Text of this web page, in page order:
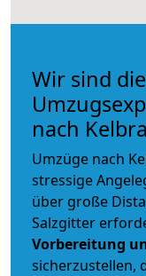
Wir sind
nach
Umzüge nach
stressige
über große
Salzgitter
Vorbereitung
sicherzustellen,